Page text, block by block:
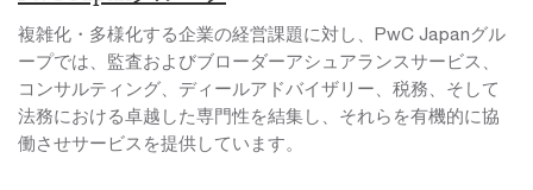
複雑化・多様化する企業の経営課題に対し、PwC Japanグル
ープでは、監査およびブローダーアシュアランスサービス、
コンサルティング、ディールアドバイザリー、税務、そして
法務における卓越した専門性を結集し、それらを有機的に協
働させサービスを提供しています。